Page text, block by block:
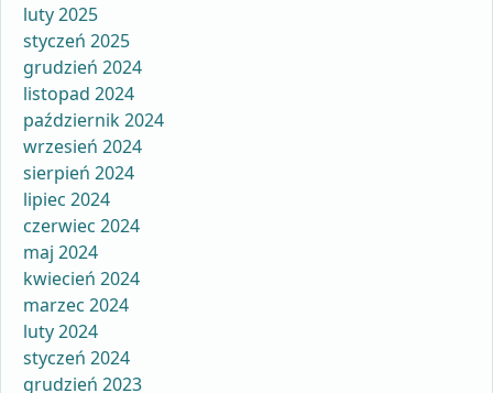
luty 2025
styczeń 2025
grudzień 2024
listopad 2024
październik 2024
wrzesień 2024
sierpień 2024
lipiec 2024
czerwiec 2024
maj 2024
kwiecień 2024
marzec 2024
luty 2024
styczeń 2024
grudzień 2023